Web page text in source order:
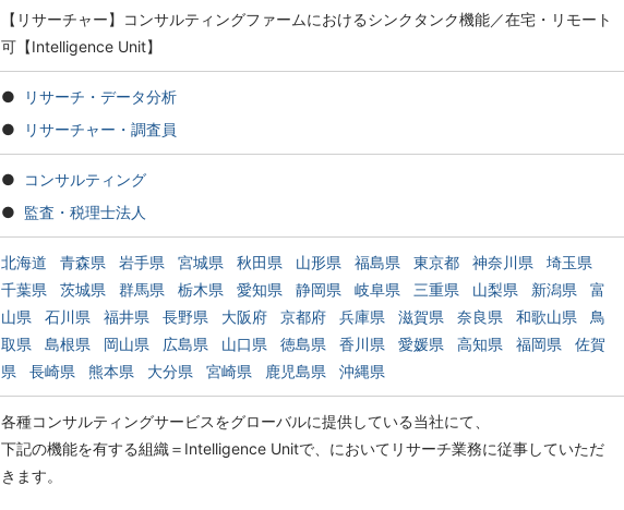
【リサーチャー】コンサルティングファームにおけるシンクタンク機能／在宅・リモート
可【Intelligence Unit】
リサーチ・データ分析
リサーチャー・調査員
コンサルティング
監査・税理士法人
北海道 青森県 岩手県 宮城県 秋田県 山形県 福島県 東京都 神奈川県
埼玉県
千葉県
茨城県 群馬県 栃木県 愛知県 静岡県 岐阜県 三重県 山梨県 新潟県
富
山県
石川県 福井県 長野県 大阪府 京都府 兵庫県 滋賀県 奈良県 和歌山県
鳥
取県
島根県 岡山県 広島県 山口県 徳島県 香川県 愛媛県 高知県 福岡県
佐賀
県
長崎県 熊本県 大分県 宮崎県 鹿児島県 沖縄県
各種コンサルティングサービスをグローバルに提供している当社にて、
下記の機能を有する組織＝Intelligence Unitで、においてリサーチ業務に従事していただ
きます。